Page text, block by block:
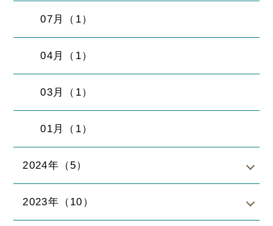
07月（1）
04月（1）
03月（1）
01月（1）
2024年（5）
2023年（10）